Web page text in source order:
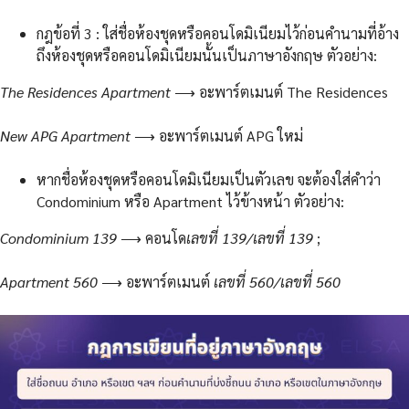
กฎข้อที่ 3 : ใส่ชื่อห้องชุดหรือคอนโดมิเนียมไว้ก่อนคำนามที่อ้าง
ถึงห้องชุดหรือคอนโดมิเนียมนั้นเป็นภาษาอังกฤษ ตัวอย่าง:
The Residences Apartment ⟶ อะพาร์ตเมนต์ The Residences
New APG Apartment ⟶ อะพาร์ตเมนต์ APG ใหม่
หากชื่อห้องชุดหรือคอนโดมิเนียมเป็นตัวเลข จะต้องใส่คำว่า
Condominium หรือ Apartment ไว้ข้างหน้า ตัวอย่าง:
Condominium 139 ⟶ คอนโดเลขที่ 139/เลขที่ 139 ;
Apartment 560 ⟶ อะพาร์ตเมนต์ เลขที่ 560/เลขที่ 560